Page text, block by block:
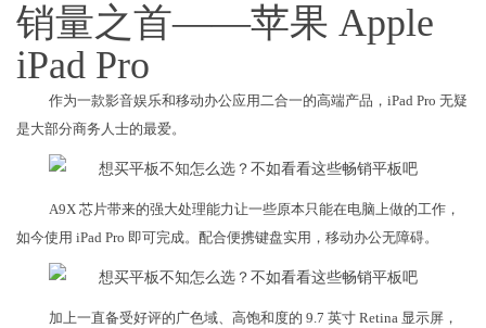
销量之首——苹果 Apple
iPad Pro
作为一款影音娱乐和移动办公应用二合一的高端产品，iPad Pro 无疑
是大部分商务人士的最爱。
A9X 芯片带来的强大处理能力让一些原本只能在电脑上做的工作，
如今使用 iPad Pro 即可完成。配合便携键盘实用，移动办公无障碍。
加上一直备受好评的广色域、高饱和度的 9.7 英寸 Retina 显示屏，